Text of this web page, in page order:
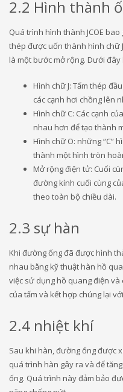
2.2 Hình thành
Quá trình hình thành JCOE
thép được uốn thành hình chữ
là một bước mở rộng. Dưới
Hình chữ J: Tấm thép
các cạnh hơi chồng lên
Hình chữ C: Các cạnh
nhau hơn để tạo thành
Hình chữ O: những “C”
thành một hình tròn
Mở rộng điện tử: Cuối
đường kính cuối cùng
theo toàn bộ chiều dài.
2.3 sự hàn
Khi đường ống đã được hình
nhau bằng kỹ thuật hàn hồ
việc sử dụng hồ quang điện và
của tấm và kết hợp chúng lại
2.4 nhiệt khí
Sau khi hàn, đường ống được
quá trình hàn gây ra và để
ống. Quá trình này đảm bảo